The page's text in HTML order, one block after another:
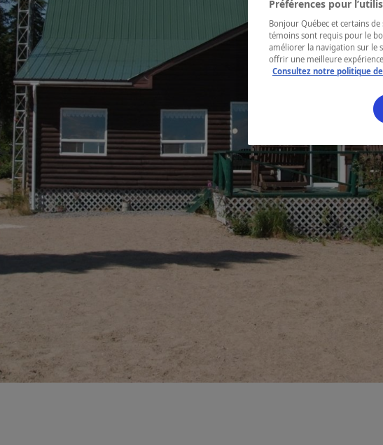
Préférences pour
Bonjour Québec et certains
témoins sont requis pour le
améliorer la navigation sur le
offrir une meilleure
Consultez notre politique